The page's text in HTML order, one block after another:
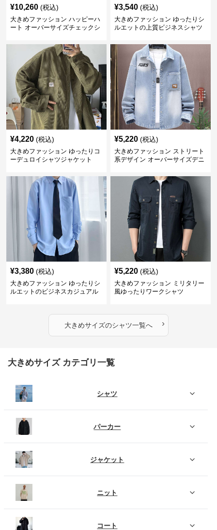
¥10,260 (税込)
大きめファッション ハッピーハ
ート オーバーサイズチェックシ
¥3,540 (税込)
大きめファッション ゆったりシ
ルエットの上質ビジネスシャツ
¥4,220 (税込)
大きめファッション ゆったりコ
ーデュロイシャツジャケット
¥5,220 (税込)
大きめファッション ストリート
系デザイン オーバーサイズデニ
¥3,380 (税込)
大きめファッション ゆったりシ
ルエットのビジネスカジュアル
¥5,220 (税込)
大きめファッション ミリタリー
風ゆったりワークシャツ
大きめサイズのシャツ一覧へ ›
大きめサイズ カテゴリ一覧
シャツ
パーカー
ジャケット
ニット
コート